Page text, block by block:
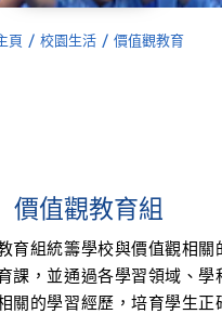
頁 校園生活 價值觀教育
價值觀教育組
育組統籌學校與價值觀相關
課，並通過各學習領域、學
關的學習經歷，培育學生正